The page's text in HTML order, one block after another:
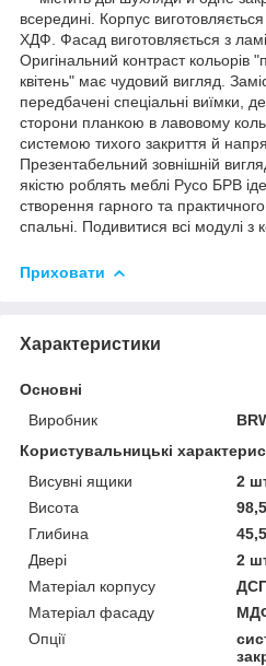
всередині. Корпус
ХДФ. Фасад виготовляється з
Оригінальний контраст кольорів
квітень" має чудовий вигляд.
передбачені спеціальні виїмки,
сторони планкою в лавовому
системою тихого закриття й
Презентабельний зовнішній
якістю роблять меблі Русо БРВ
створення гарного та практичного
спальні. Подивитися всі модулі з
Приховати
Характеристики
Основні
Виробник
Користувальницькі
Висувні ящики
2
Висота
Глибина
Двері
2
Матеріал корпусу
Матеріал фасаду
Опції